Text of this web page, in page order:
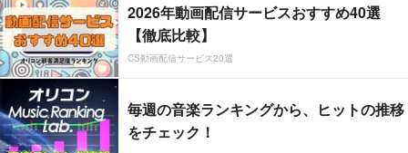
2026年動画配信サービスおすすめ40選
【徹底比較】
CS動画配信サービス20選
毎週の音楽ランキングから、ヒットの推移
をチェック！